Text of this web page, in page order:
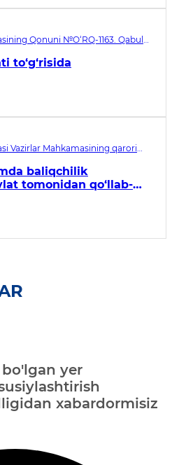
Qonuni №O‘RQ-1163. Qabul
to‘g‘risida
Vazirlar Mahkamasining qarori
baliqchilik
tomonidan qo‘llab-
yer
xabardormisiz